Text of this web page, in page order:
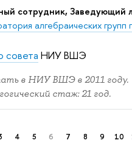
сотрудник, Заведующий
алгебраических групп
совета НИУ ВШЭ
в НИУ ВШЭ в 2011 году.
стаж: 21 год.
4 5 6 7 8 9 10